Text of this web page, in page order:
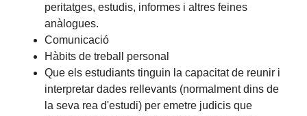
peritatges, estudis, informes i altres feines
anàlogues.
Comunicació
Hàbits de treball personal
Que els estudiants tinguin la capacitat de reunir i
interpretar dades rellevants (normalment dins de
la seva rea d'estudi) per emetre judicis que